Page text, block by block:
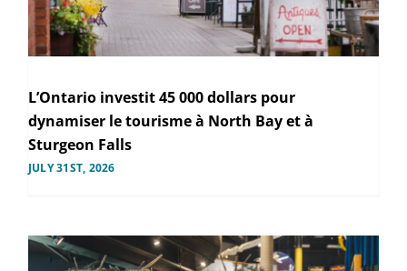
L’Ontario investit 45 000 dollars pour
dynamiser le tourisme à North Bay et à
Sturgeon Falls
JULY 31ST, 2026